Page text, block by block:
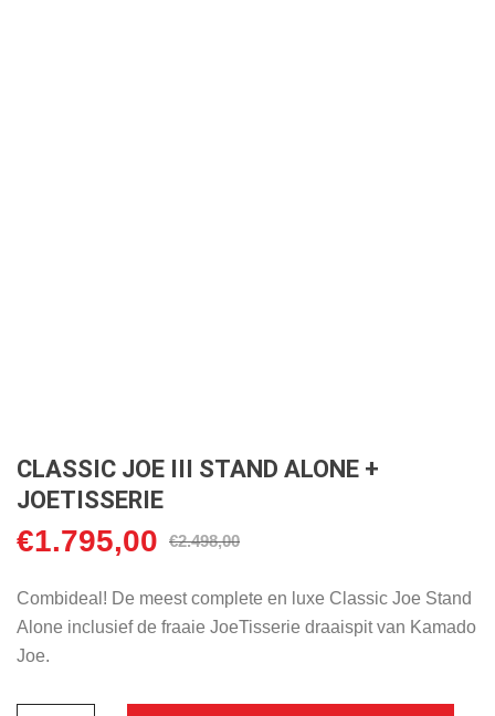
CLASSIC JOE III STAND ALONE +
JOETISSERIE
€2.498,00
Oorspronkelijke
was:
€2.498,00.
€1.795,00 Huidige
is:
€1.795,00.
Combideal! De meest complete en luxe Classic Joe Stand
Alone inclusief de fraaie JoeTisserie draaispit van Kamado
Joe.